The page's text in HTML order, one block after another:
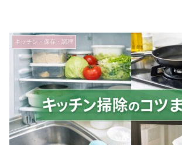
キッチン・保存・調理